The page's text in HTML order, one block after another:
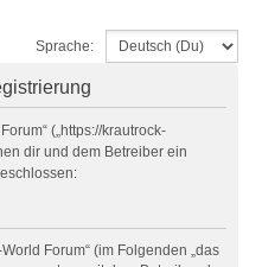
Sprache:
(„https://krautrock-
dir und dem Betreiber ein
Forum“ (im Folgenden „das